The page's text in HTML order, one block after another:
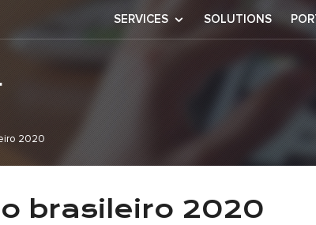
SERVICES SOLUTIONS
2020
título
brasileiro 2020